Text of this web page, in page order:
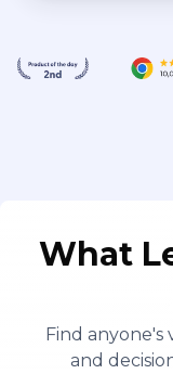
What
Find anyone's
and